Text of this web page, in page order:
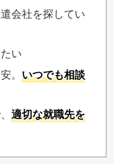
会社を探してい
い
。 いつでも相談
適切な就職先を